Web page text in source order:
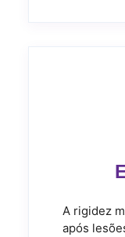
A rigidez
após